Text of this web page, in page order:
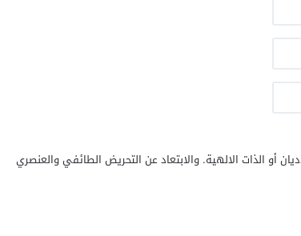
أو الذات الالهية. والابتعاد عن التحريض الطائفي والعنصري